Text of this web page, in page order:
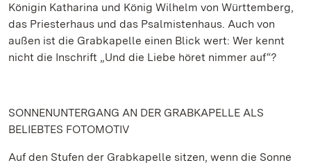
Königin Katharina und König Wilhelm von Württemberg,
das Priesterhaus und das Psalmistenhaus. Auch von
außen ist die Grabkapelle einen Blick wert: Wer kennt
nicht die Inschrift „Und die Liebe höret nimmer auf“?
SONNENUNTERGANG AN DER GRABKAPELLE ALS
BELIEBTES FOTOMOTIV
Auf den Stufen der Grabkapelle sitzen, wenn die Sonne